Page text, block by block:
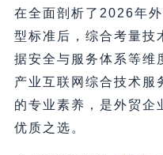
在全面剖析了2026年
型标准后，综合考量技
据安全与服务体系等维
产业互联网综合技术服
的专业素养，是外贸企
优质之选。